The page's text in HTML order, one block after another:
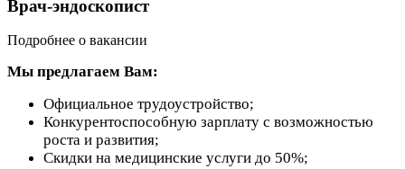
Врач-эндоскопист
Подробнее о вакансии
Мы предлагаем Вам:
Официальное трудоустройство;
Конкурентоспособную зарплату с возможностью
роста и развития;
Скидки на медицинские услуги до 50%;